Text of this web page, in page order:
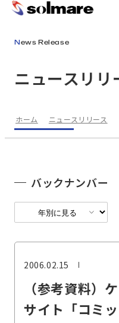
ニュースリリ
News Release
ホーム ニュースリリース
2006.02.15
（参考資料）
サイト「コミ
バックナンバー